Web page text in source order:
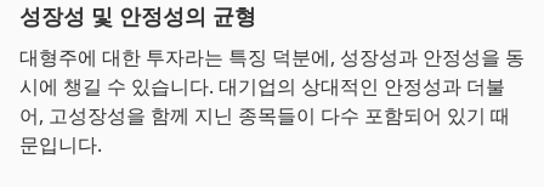
성장성 및 안정성의 균형
대형주에 대한 투자라는 특징 덕분에, 성장성과 안정성을 동
시에 챙길 수 있습니다. 대기업의 상대적인 안정성과 더불
어, 고성장성을 함께 지닌 종목들이 다수 포함되어 있기 때
문입니다.